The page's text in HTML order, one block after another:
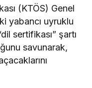
(KTÖS) Genel
yabancı uyruklu
sertifikası” şartı
savunarak,